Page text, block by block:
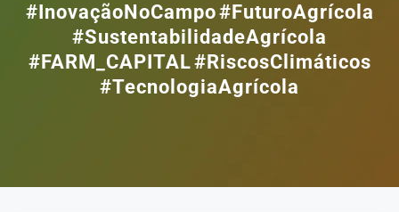
#InovaçãoNoCampo #FuturoAgrícola
#SustentabilidadeAgrícola
#FARM_CAPITAL #RiscosClimáticos
#TecnologiaAgrícola